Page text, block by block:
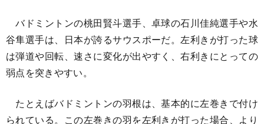
バドミントンの桃田賢斗選手、卓球の石川佳純選手や水
谷隼選手は、日本が誇るサウスポーだ。左利きが打った球
は弾道や回転、速さに変化が出やすく、右利きにとっての
弱点を突きやすい。
たとえばバドミントンの羽根は、基本的に左巻きで付け
られている。この左巻きの羽を左利きが打った場合、より